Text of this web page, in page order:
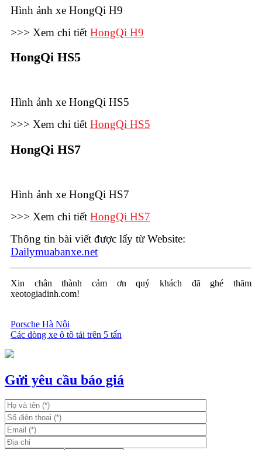
Hình ảnh xe HongQi H9
>>> Xem chi tiết HongQi H9
HongQi HS5
Hình ảnh xe HongQi HS5
>>> Xem chi tiết HongQi HS5
HongQi HS7
Hình ảnh xe HongQi HS7
>>> Xem chi tiết HongQi HS7
Thông tin bài viết được lấy từ Website:
Dailymuabanxe.net
Xin chân thành cảm ơn quý khách đã ghé thăm
xeotogiadinh.com!
Điều
hướng
viết
Porsche Hà Nội
Các dòng xe ô tô tải trên 5 tấn
Gửi yêu cầu báo giá